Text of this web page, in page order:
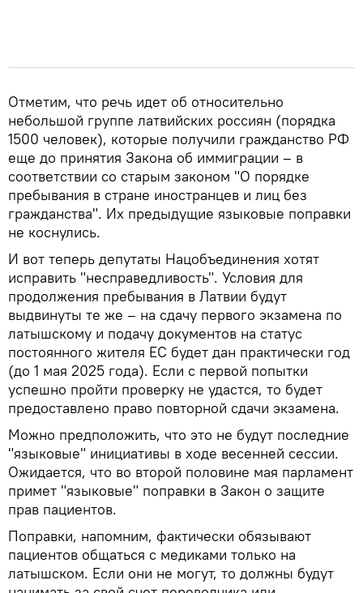
Отметим, что речь идет об относительно
небольшой группе латвийских россиян (порядка
1500 человек), которые получили гражданство РФ
еще до принятия Закона об иммиграции – в
соответствии со старым законом "О порядке
пребывания в стране иностранцев и лиц без
гражданства". Их предыдущие языковые поправки
не коснулись.
И вот теперь депутаты Нацобъединения хотят
исправить "несправедливость". Условия для
продолжения пребывания в Латвии будут
выдвинуты те же – на сдачу первого экзамена по
латышскому и подачу документов на статус
постоянного жителя ЕС будет дан практически год
(до 1 мая 2025 года). Если с первой попытки
успешно пройти проверку не удастся, то будет
предоставлено право повторной сдачи экзамена.
Можно предположить, что это не будут последние
"языковые" инициативы в ходе весенней сессии.
Ожидается, что во второй половине мая парламент
примет "языковые" поправки в Закон о защите
прав пациентов.
Поправки, напомним, фактически обязывают
пациентов общаться с медиками только на
латышском. Если они не могут, то должны будут